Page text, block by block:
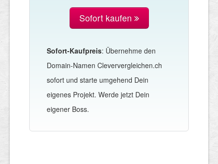
Sofort kaufen
Sofort-Kaufpreis: Übernehme den
Domain-Namen Cleververgleichen.ch
sofort und starte umgehend Dein
eigenes Projekt. Werde jetzt Dein
eigener Boss.